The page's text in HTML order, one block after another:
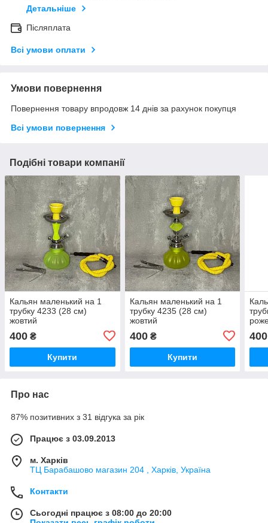
Детальніше
Післяплата
Всі умови оплати
Умови повернення
Повернення товару впродовж 14 днів за рахунок покупця
Всі умови повернення
Подібні товари компанії
Кальян маленький на 1
трубку 4233 (28 см)
жовтий
400 ₴
Купити
Кальян маленький на 1
трубку 4235 (28 см)
жовтий
400₴
Купити
400
Про нас
87% позитивних з 31 відгука за рік
Працює з 03.09.2013
м. Харків
ТЦ Барабашово магазин 204 , Харків, Україна
Контакти
Сьогодні працює з 08:00 до 20:00